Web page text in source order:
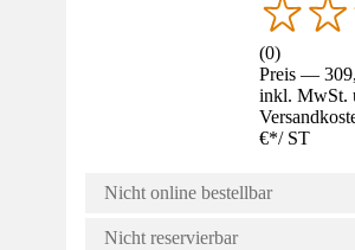
(0)
Preis —
inkl. MwSt.
€*/ ST
Nicht online bestellbar
Nicht reservierbar